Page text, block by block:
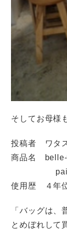
そしてお母様
投稿者 ワタ
商品名 belle-
pain(リ
使用歴 ４年
「バッグは
とめぼれして